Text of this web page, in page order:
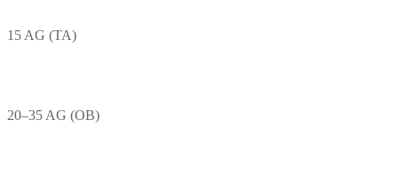
15 AG (TA)
20–35 AG (OB)